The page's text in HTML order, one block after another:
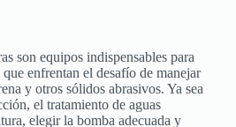
son equipos indispensables para
enfrentan el desafío de manejar
y otros sólidos abrasivos. Ya sea
el tratamiento de aguas
elegir la bomba adecuada y